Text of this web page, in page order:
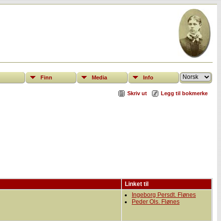
Finn Media Info
Skriv ut Legg til bokmerke
Linket til
Ingeborg Persdt. Flønes
Peder Ols. Flønes